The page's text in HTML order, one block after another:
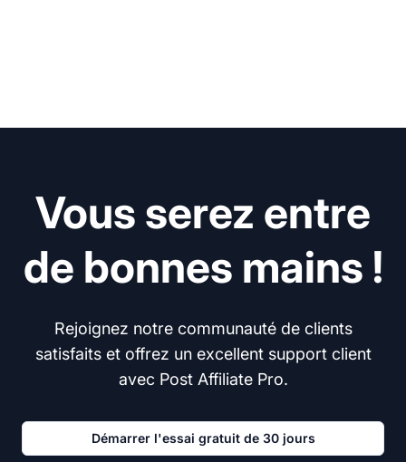
Vous serez entre
de bonnes mains !
Rejoignez notre communauté de clients
satisfaits et offrez un excellent support client
avec Post Affiliate Pro.
Démarrer l'essai gratuit de 30 jours